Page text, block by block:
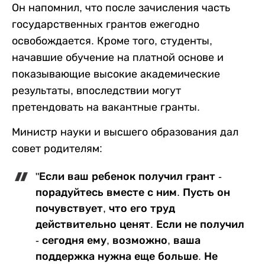
Он напомнил, что после зачисления часть
государственных грантов ежегодно
освобождается. Кроме того, студенты,
начавшие обучение на платной основе и
показывающие высокие академические
результаты, впоследствии могут
претендовать на вакантные гранты.
Министр науки и высшего образования дал
совет родителям:
"Если ваш ребенок получил грант -
порадуйтесь вместе с ним. Пусть он
почувствует, что его труд
действительно ценят. Если не получил
- сегодня ему, возможно, ваша
поддержка нужна еще больше. Не